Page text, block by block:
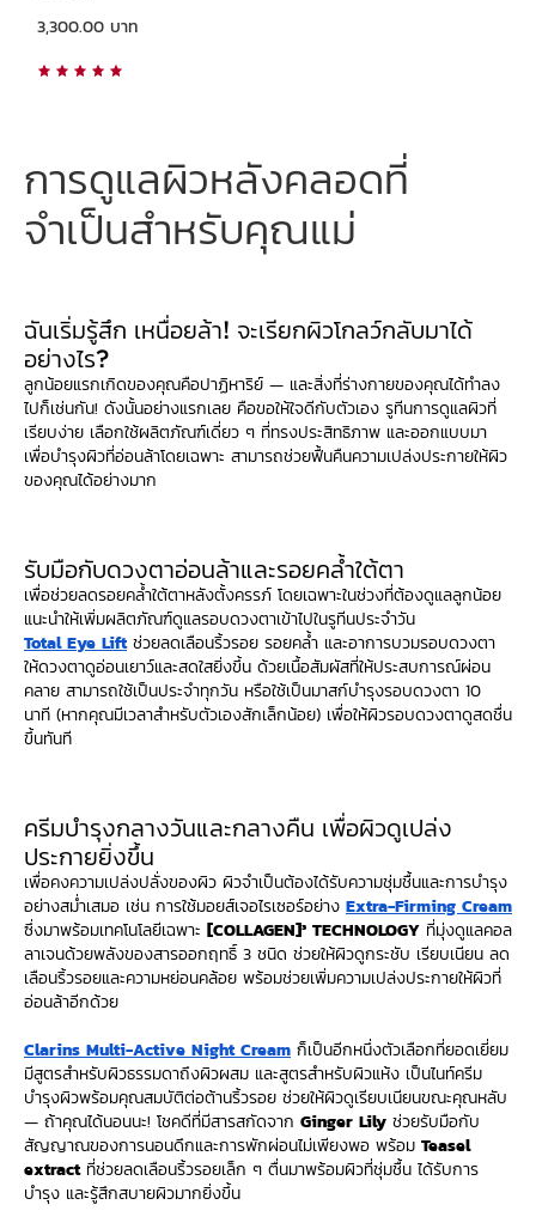
3,300.00 บาท
การดูแลผิวหลังคลอดที่
จำเป็นสำหรับคุณแม่
ฉันเริ่มรู้สึก เหนื่อยล้า! จะเรียกผิวโกลว์กลับมาได้
อย่างไร?
ลูกน้อยแรกเกิดของคุณคือปาฏิหาริย์ — และสิ่งที่ร่างกายของคุณได้ทำลง
ไปก็เช่นกัน! ดังนั้นอย่างแรกเลย คือขอให้ใจดีกับตัวเอง รูทีนการดูแลผิวที่
เรียบง่าย เลือกใช้ผลิตภัณฑ์เดี่ยว ๆ ที่ทรงประสิทธิภาพ และออกแบบมา
เพื่อบำรุงผิวที่อ่อนล้าโดยเฉพาะ สามารถช่วยฟื้นคืนความเปล่งประกายให้ผิว
ของคุณได้อย่างมาก
รับมือกับดวงตาอ่อนล้าและรอยคล้ำใต้ตา
เพื่อช่วยลดรอยคล้ำใต้ตาหลังตั้งครรภ์ โดยเฉพาะในช่วงที่ต้องดูแลลูกน้อย
แนะนำให้เพิ่มผลิตภัณฑ์ดูแลรอบดวงตาเข้าไปในรูทีนประจำวัน
Total Eye Liftช่วยลดเลือนริ้วรอย รอยคล้ำ และอาการบวมรอบดวงตา
ให้ดวงตาดูอ่อนเยาว์และสดใสยิ่งขึ้น ด้วยเนื้อสัมผัสที่ให้ประสบการณ์ผ่อน
คลาย สามารถใช้เป็นประจำทุกวัน หรือใช้เป็นมาสก์บำรุงรอบดวงตา 10
นาที (หากคุณมีเวลาสำหรับตัวเองสักเล็กน้อย) เพื่อให้ผิวรอบดวงตาดูสดชื่น
ขึ้นทันที
ครีมบำรุงกลางวันและกลางคืน เพื่อผิวดูเปล่ง
ประกายยิ่งขึ้น
เพื่อคงความเปล่งปลั่งของผิว ผิวจำเป็นต้องได้รับความชุ่มชื้นและการบำรุง
อย่างสม่ำเสมอ เช่น การใช้มอยส์เจอไรเซอร์อย่าง Extra-Firming Cream
ซึ่งมาพร้อมเทคโนโลยีเฉพาะ [COLLAGEN]³ TECHNOLOGY ที่มุ่งดูแลคอล
ลาเจนด้วยพลังของสารออกฤทธิ์ 3 ชนิด ช่วยให้ผิวดูกระชับ เรียบเนียน ลด
เลือนริ้วรอยและความหย่อนคล้อย พร้อมช่วยเพิ่มความเปล่งประกายให้ผิวที่
อ่อนล้าอีกด้วย
Clarins Multi-Active Night Cream ก็เป็นอีกหนึ่งตัวเลือกที่ยอดเยี่ยม
มีสูตรสำหรับผิวธรรมดาถึงผิวผสม และสูตรสำหรับผิวแห้ง เป็นไนท์ครีม
บำรุงผิวพร้อมคุณสมบัติต่อต้านริ้วรอย ช่วยให้ผิวดูเรียบเนียนขณะคุณหลับ
— ถ้าคุณได้นอนนะ! โชคดีที่มีสารสกัดจาก Ginger Lily ช่วยรับมือกับ
สัญญาณของการนอนดึกและการพักผ่อนไม่เพียงพอ พร้อม Teasel
extractที่ช่วยลดเลือนริ้วรอยเล็ก ๆ ตื่นมาพร้อมผิวที่ชุ่มชื้น ได้รับการ
บำรุง และรู้สึกสบายผิวมากยิ่งขึ้น